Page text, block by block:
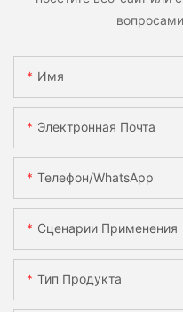
Имя
Электронная Почта
Телефон/WhatsApp
Сценарии Применения
Тип Продукта